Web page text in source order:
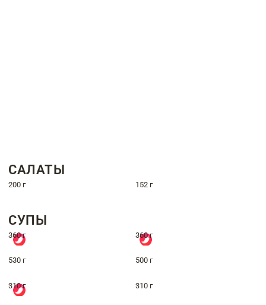
САЛАТЫ
200 г 152 г
СУПЫ
360 г 360 г
530 г 500 г
310 г 310 г